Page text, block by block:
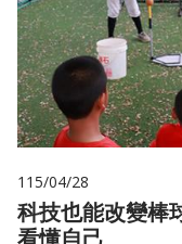
115/04/28
科技也能改變棒
看懂自己